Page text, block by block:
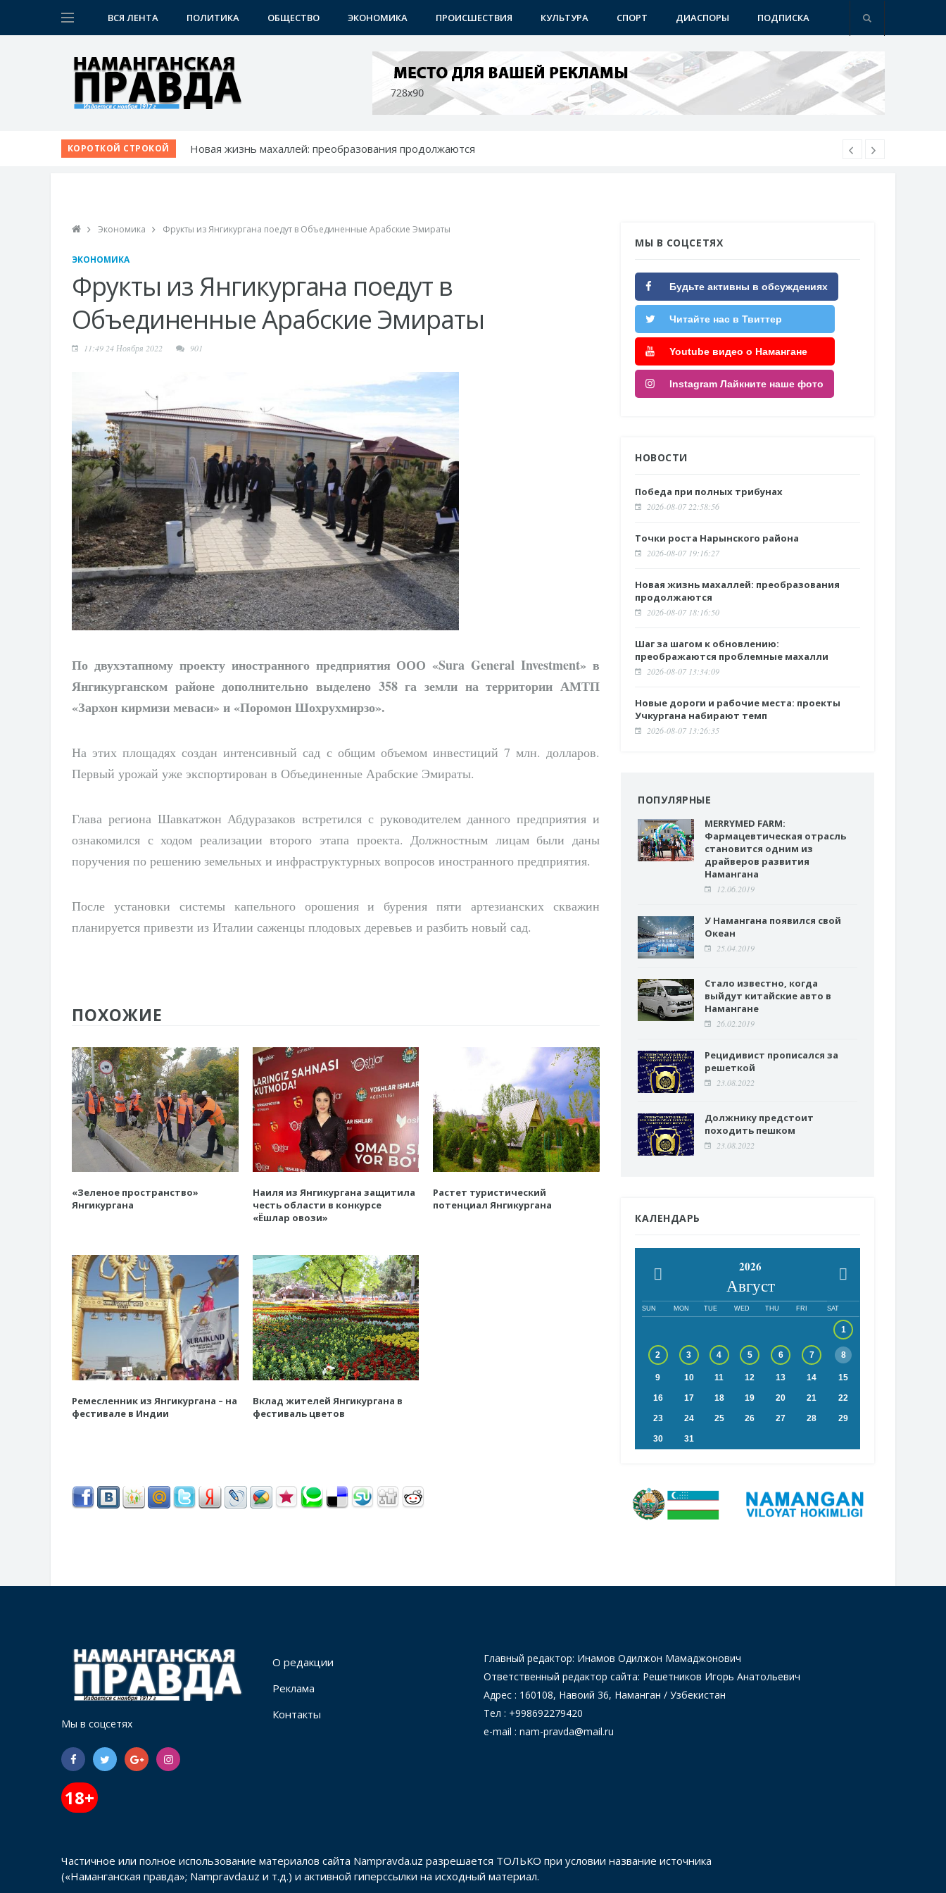
ВСЯ ЛЕНТА ПОЛИТИКА ОБЩЕСТВО ЭКОНОМИКА ПРОИСШЕСТВИЯ КУЛЬТУРА СПОРТ ДИАСПОРЫ ПОДПИСКА
КОРОТКОЙ СТРОКОЙ
Новая жизнь махаллей: преобразования продолжаются
Точки роста Нарынского района
Экономика Фрукты из Янгикургана поедут в Объединенные Арабские Эмираты
ЭКОНОМИКА
Фрукты из Янгикургана поедут в
Объединенные Арабские Эмираты
11:49 24 Ноября 2022 901
По двухэтапному проекту иностранного предприятия ООО «Sura General Investment» в
Янгикурганском районе дополнительно выделено 358 га земли на территории АМТП
«Зархон кирмизи меваси» и «Поромон Шохрухмирзо».
На этих площадях создан интенсивный сад с общим объемом инвестиций 7 млн. долларов.
Первый урожай уже экспортирован в Объединенные Арабские Эмираты.
Глава региона Шавкатжон Абдуразаков встретился с руководителем данного предприятия и
ознакомился с ходом реализации второго этапа проекта. Должностным лицам были даны
поручения по решению земельных и инфраструктурных вопросов иностранного предприятия.
После установки системы капельного орошения и бурения пяти артезианских скважин
планируется привезти из Италии саженцы плодовых деревьев и разбить новый сад.
ПОХОЖИЕ
«Зеленое пространство»
Янгикургана
Наиля из Янгикургана защитила
честь области в конкурсе
«Ёшлар овози»
Растет туристический
потенциал Янгикургана
Ремесленник из Янгикургана – на
фестивале в Индии
Вклад жителей Янгикургана в
фестиваль цветов
МЫ В СОЦСЕТЯХ
Будьте активны в обсуждениях
Читайте нас в Твиттер
Youtube видео о Намангане
Instagram Лайкните наше фото
НОВОСТИ
Победа при полных трибунах
2026-08-07 22:58:56
Точки роста Нарынского района
2026-08-07 19:16:27
Новая жизнь махаллей: преобразования
продолжаются
2026-08-07 18:16:50
Шаг за шагом к обновлению:
преображаются проблемные махалли
2026-08-07 13:34:09
Новые дороги и рабочие места: проекты
Учкургана набирают темп
2026-08-07 13:26:35
ПОПУЛЯРНЫЕ
MERRYMED FARM:
Фармацевтическая отрасль
становится одним из
драйверов развития
Намангана
12.06.2019
У Намангана появился свой
Океан
25.04.2019
Стало известно, когда
выйдут китайские авто в
Намангане
26.02.2019
Рецидивист прописался за
решеткой
23.08.2022
Должнику предстоит
походить пешком
23.08.2022
КАЛЕНДАРЬ
2026
Август
SUN MON TUE WED THU FRI SAT
1
2 3 4 5 6 7 8
9 10 11 12 13 14 15
16 17 18 19 20 21 22
23 24 25 26 27 28 29
30 31
Мы в соцсетях
О редакции
Реклама
Контакты
Главный редактор: Инамов Одилжон Мамаджонович
Ответственный редактор сайта: Решетников Игорь Анатольевич
Адрес : 160108, Навоий 36, Наманган / Узбекистан
Тел : +998692279420
e-mail : nam-pravda@mail.ru
18+
Частичное или полное использование материалов сайта Nampravda.uz разрешается ТОЛЬКО при условии название источника
(«Наманганская правда»; Nampravda.uz и т.д.) и активной гиперссылки на исходный материал.